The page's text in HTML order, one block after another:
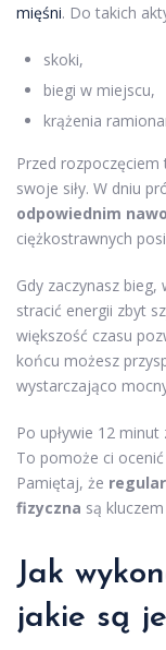
mięśni. Do takich
skoki,
biegi w miejscu,
krążenia
Przed
swoje siły. W dniu
odpowiednim
ciężkostrawnych
Gdy zaczynasz bieg,
stracić energii zbyt
większość czasu
końcu możesz
wystarczająco
Po upływie 12
To pomoże ci ocenić
Pamiętaj, że
fizyczna są
Jak
jakie są